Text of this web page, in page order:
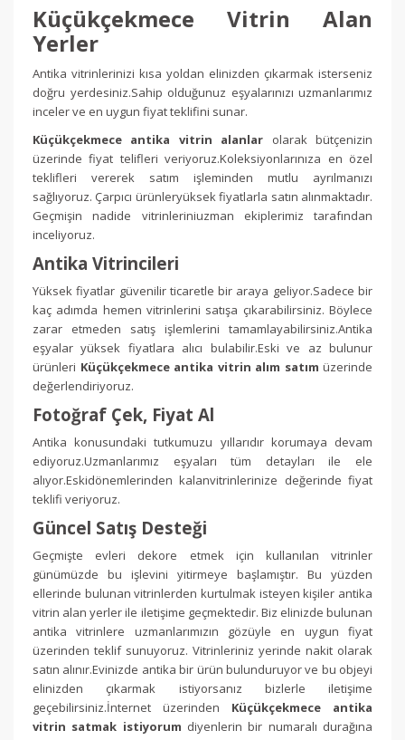
Küçükçekmece Vitrin Alan
Yerler
Antika vitrinlerinizi kısa yoldan elinizden çıkarmak isterseniz
doğru yerdesiniz.Sahip olduğunuz eşyalarınızı uzmanlarımız
inceler ve en uygun fiyat teklifini sunar.
Küçükçekmece antika vitrin alanlar olarak bütçenizin
üzerinde fiyat telifleri veriyoruz.Koleksiyonlarınıza en özel
teklifleri vererek satım işleminden mutlu ayrılmanızı
sağlıyoruz. Çarpıcı ürünleryüksek fiyatlarla satın alınmaktadır.
Geçmişin nadide vitrinleriniuzman ekiplerimiz tarafından
inceliyoruz.
Antika Vitrincileri
Yüksek fiyatlar güvenilir ticaretle bir araya geliyor.Sadece bir
kaç adımda hemen vitrinlerini satışa çıkarabilirsiniz. Böylece
zarar etmeden satış işlemlerini tamamlayabilirsiniz.Antika
eşyalar yüksek fiyatlara alıcı bulabilir.Eski ve az bulunur
ürünleri Küçükçekmece antika vitrin alım satım üzerinde
değerlendiriyoruz.
Fotoğraf Çek, Fiyat Al
Antika konusundaki tutkumuzu yıllarıdır korumaya devam
ediyoruz.Uzmanlarımız eşyaları tüm detayları ile ele
alıyor.Eskidönemlerinden kalanvitrinlerinize değerinde fiyat
teklifi veriyoruz.
Güncel Satış Desteği
Geçmişte evleri dekore etmek için kullanılan vitrinler
günümüzde bu işlevini yitirmeye başlamıştır. Bu yüzden
ellerinde bulunan vitrinlerden kurtulmak isteyen kişiler antika
vitrin alan yerler ile iletişime geçmektedir. Biz elinizde bulunan
antika vitrinlere uzmanlarımızın gözüyle en uygun fiyat
üzerinden teklif sunuyoruz. Vitrinleriniz yerinde nakit olarak
satın alınır.Evinizde antika bir ürün bulunduruyor ve bu objeyi
elinizden çıkarmak istiyorsanız bizlerle iletişime
geçebilirsiniz.İnternet üzerinden Küçükçekmece antika
vitrin satmak istiyorum diyenlerin bir numaralı durağına